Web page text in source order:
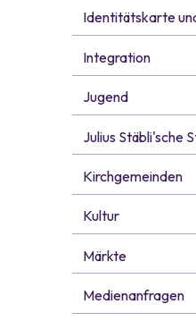
Identitätskarte
Integration
Jugend
Julius Stäbli'sche
Kirchgemeinden
Kultur
Märkte
Medienanfragen